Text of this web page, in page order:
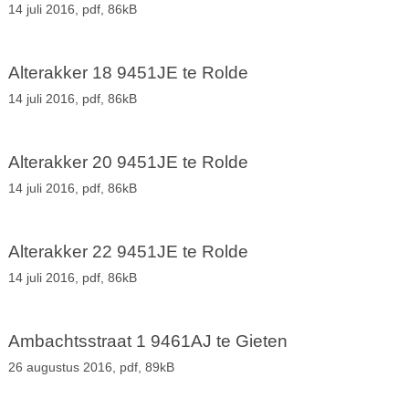
14 juli 2016, pdf, 86kB
Alterakker 18 9451JE te Rolde
14 juli 2016, pdf, 86kB
Alterakker 20 9451JE te Rolde
14 juli 2016, pdf, 86kB
Alterakker 22 9451JE te Rolde
14 juli 2016, pdf, 86kB
Ambachtsstraat 1 9461AJ te Gieten
26 augustus 2016, pdf, 89kB